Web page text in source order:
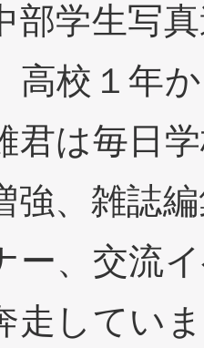
部学生写
高校１年
君は毎日
強、雑誌
ー、交流
走してい